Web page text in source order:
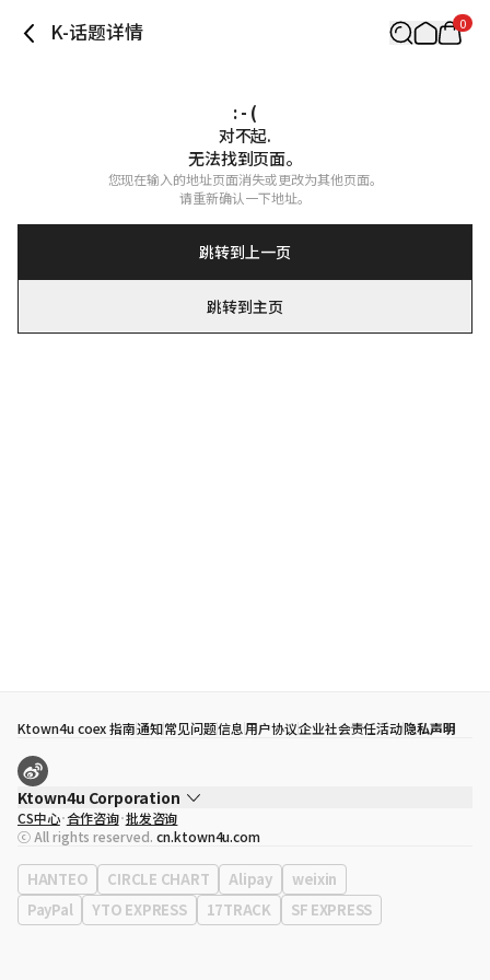
K-话题详情 0
: - (
对不起.
无法找到页面。
您现在输入的地址页面消失或更改为其他页面。
请重新确认一下地址。
跳转到上一页
跳转到主页
Ktown4u coex 指南通知常见问题信息用户协议企业社会责任活动隐私声明
Ktown4u Corporation
代表
宋効珉
营业执照 120-87-71116
公司地址 首尔特别市 江南区 岭东大路 513号 3楼 （三成洞， coex)
CS中心 合作咨询 批发咨询
ⓒ All rights reserved. cn.ktown4u.com
HANTEO CIRCLE CHART Alipay
weixin
PayPal
YTO EXPRESS 17TRACK SF EXPRESS